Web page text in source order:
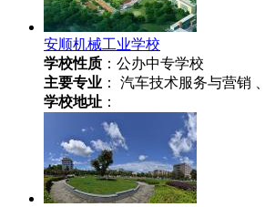
安顺机械工业学校
学校性质 ：公办中专学校
主要专业 ： 汽车技术服务与营销
学校地址 ：